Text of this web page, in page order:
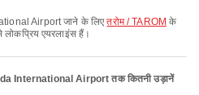
Airport जाने के लिएतरोम / TAROM के
लोकप्रिय एयरलाइंस हैं।
International Airport तक कितनी उड़ानें